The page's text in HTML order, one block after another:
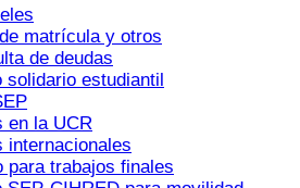
matrícula y otros
de deudas
solidario estudiantil
en la UCR
internacionales
para trabajos finales